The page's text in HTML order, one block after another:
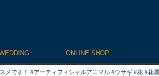
ONLINE SHOP
メです！ #アーティフィシャルアニマル #ウサギ #花 #花